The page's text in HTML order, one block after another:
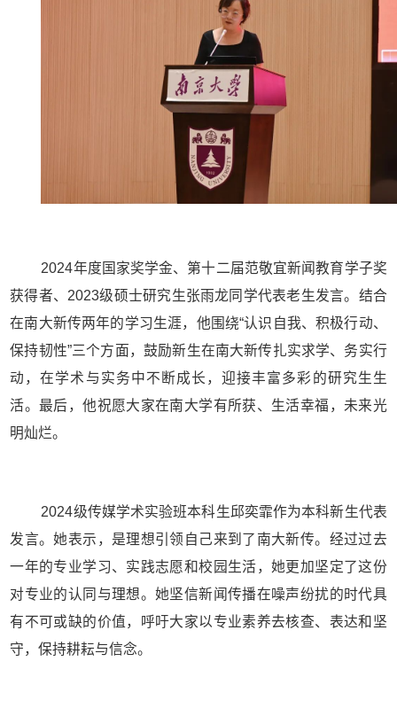
2024年度国家奖学金、第十二届范敬宜新闻教育学子奖
获得者、 2023级硕士研究生张雨龙同学代表老生发言。结合
在南大新传两年的学习生涯，他围绕“认识自我、积极行动、
保持韧性”三个方面，鼓励新生在南大新传扎实求学、务实行
动，在学术与实务中不断成长，迎接丰富多彩的研究生生
活。最后，他祝愿大家在南大学有所获、生活幸福，未来光
明灿烂。
2024级传媒学术实验班本科生邱奕霏作为本科新生代表
发言。她表示，是理想引领自己来到了南大新传。经过过去
一年的专业学习、实践志愿和校园生活，她更加坚定了这份
对专业的认同与理想。她坚信新闻传播在噪声纷扰的时代具
有不可或缺的价值，呼吁大家以专业素养去核查、表达和坚
守，保持耕耘与信念。